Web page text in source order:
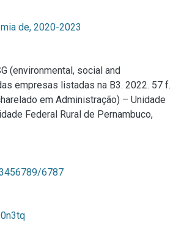
de, 2020-2023
(environmental, social and
empresas listadas na B3. 2022. 57 f.
em Administração) – Unidade
Federal Rural de Pernambuco,
6787